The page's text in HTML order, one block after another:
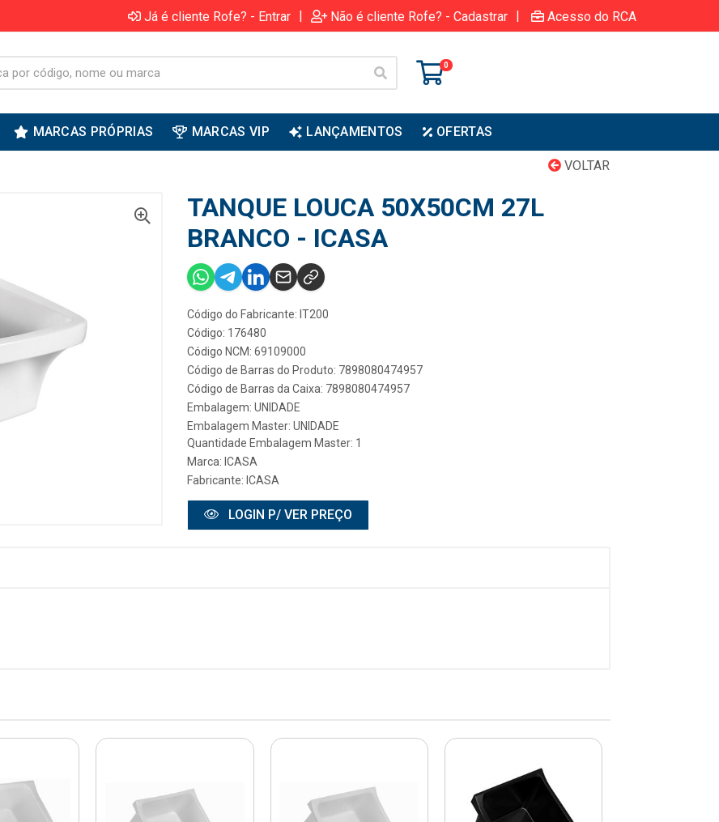
Já é cliente Rofe? - Entrar | Não é cliente Rofe? - Cadastrar | Acesso do RCA
0
MARCAS PRÓPRIAS MARCAS VIP LANÇAMENTOS OFERTAS
VOLTAR
TANQUE LOUCA 50X50CM 27L
BRANCO - ICASA
Código do Fabricante: IT200
Código: 176480
Código NCM: 69109000
Código de Barras do Produto: 7898080474957
Código de Barras da Caixa: 7898080474957
Embalagem: UNIDADE
Embalagem Master: UNIDADE
Quantidade Embalagem Master: 1
Marca: ICASA
Fabricante: ICASA
LOGIN P/ VER PREÇO